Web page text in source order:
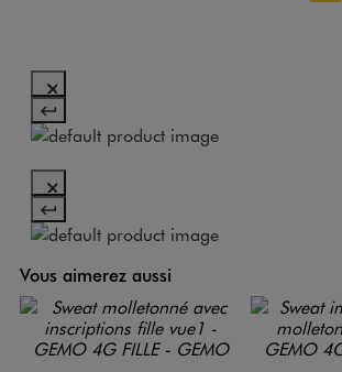
Vous aimerez aussi